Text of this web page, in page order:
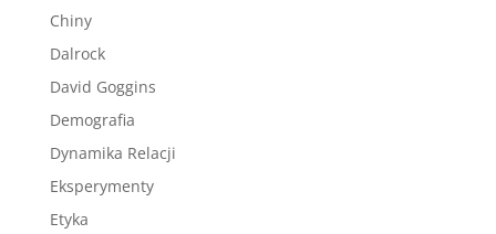
Chiny
Dalrock
David Goggins
Demografia
Dynamika Relacji
Eksperymenty
Etyka